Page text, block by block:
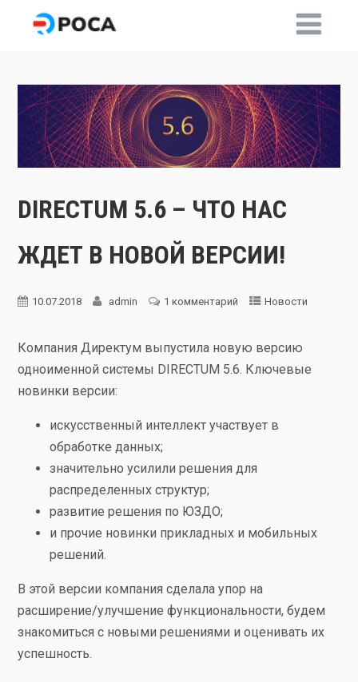
DIRECTUM 5.6 – ЧТО НАС
ЖДЕТ В НОВОЙ ВЕРСИИ!
10.07.2018 admin 1 комментарий Новости
Компания Директум выпустила новую версию
одноименной системы DIRECTUM 5.6. Ключевые
новинки версии:
искусственный интеллект участвует в
обработке данных;
значительно усилили решения для
распределенных структур;
развитие решения по ЮЗДО;
и прочие новинки прикладных и мобильных
решений.
В этой версии компания сделала упор на
расширение/улучшение функциональности, будем
знакомиться с новыми решениями и оценивать их
успешность.